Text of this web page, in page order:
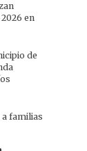
en
de
a familias